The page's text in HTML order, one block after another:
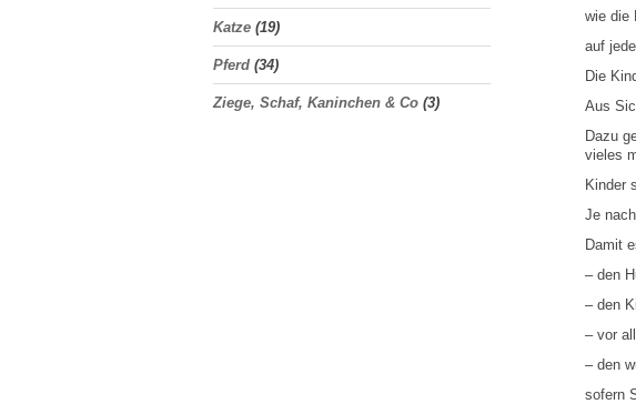
wie die
auf
Die
Aus
Dazu
vieles
Kinder
Je
Damit
– den
– den
– vor
– den
sofern
Katze (19)
Pferd (34)
Ziege, Schaf, Kaninchen & Co (3)